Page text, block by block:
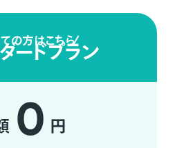
の方はこちら
ードプラン
0 円